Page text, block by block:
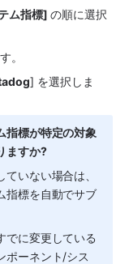
ム指標] の順に選択
。
] を選択しま
指標が特定の対象
ますか?
いない場合は、
指標を自動でサブ
でに変更している
ポーネント/シス